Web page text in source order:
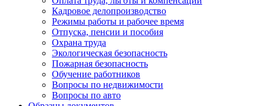
Кадровое делопроизводство
Режимы работы и рабочее время
Отпуска, пенсии и пособия
Охрана труда
Экологическая безопасность
Пожарная безопасность
Обучение работников
Вопросы по недвижимости
Вопросы по авто